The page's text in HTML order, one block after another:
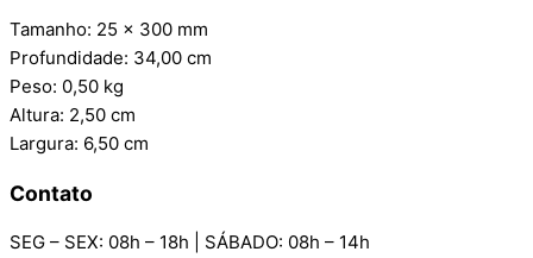
Tamanho: 25 x 300 mm
Profundidade: 34,00 cm
Peso: 0,50 kg
Altura: 2,50 cm
Largura: 6,50 cm
Contato
SEG – SEX: 08h – 18h | SÁBADO: 08h – 14h